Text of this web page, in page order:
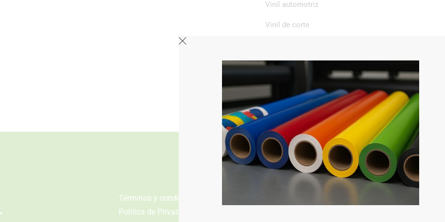
Vinil automotriz
Vinil de corte
Vinil textil
Términos y condiciones
Política de Privacidad